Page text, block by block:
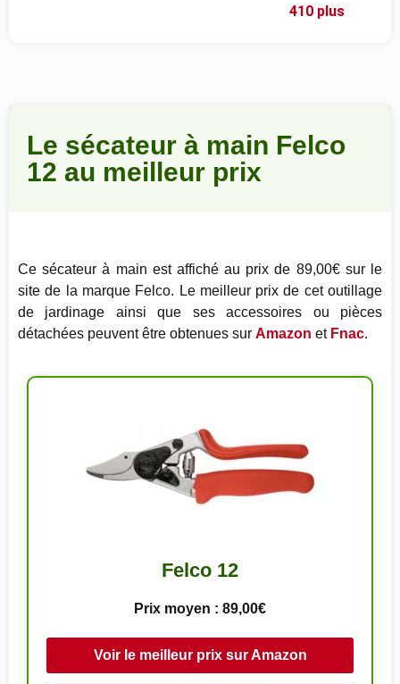
410 plus
Le sécateur à main Felco
12 au meilleur prix
Ce sécateur à main est affiché au prix de 89,00€ sur le
site de la marque Felco. Le meilleur prix de cet outillage
de jardinage ainsi que ses accessoires ou pièces
détachées peuvent être obtenues sur Amazon et Fnac.
Felco 12
Prix moyen : 89,00€
Voir le meilleur prix sur Amazon